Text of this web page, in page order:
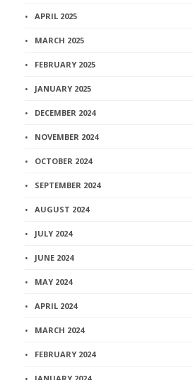
APRIL 2025
MARCH 2025
FEBRUARY 2025
JANUARY 2025
DECEMBER 2024
NOVEMBER 2024
OCTOBER 2024
SEPTEMBER 2024
AUGUST 2024
JULY 2024
JUNE 2024
MAY 2024
APRIL 2024
MARCH 2024
FEBRUARY 2024